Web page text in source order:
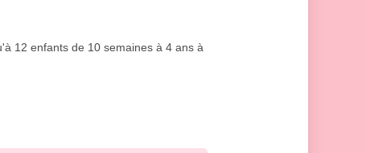
12 enfants de 10 semaines à 4 ans à